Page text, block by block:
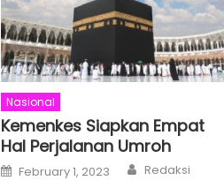
Nasional
Kemenkes Siapkan Empat
Hal Perjalanan Umroh
Posted
on
February 1, 2023 Author
Redaksi